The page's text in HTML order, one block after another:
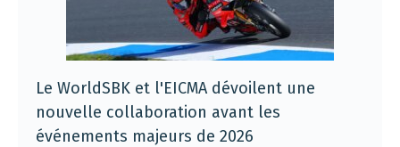
Le WorldSBK et l'EICMA dévoilent une
nouvelle collaboration avant les
événements majeurs de 2026